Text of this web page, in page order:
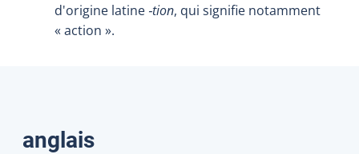
d'origine latine ‑tion, qui signifie notamment
« action ».
Traductions
anglais